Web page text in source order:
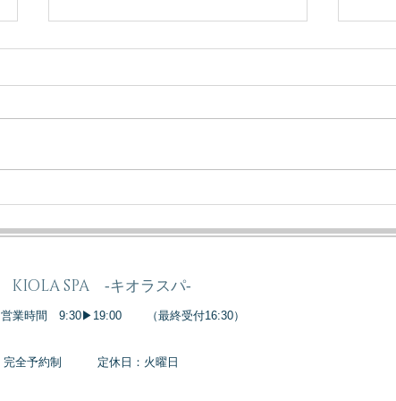
肌再生ダクトピールがおすす
1回
力
KIOLA SPA ‐キオラスパ‐
​営業時間 9:30▶19:00 （最終受付16:30）
完全予約制 定休日：火曜日